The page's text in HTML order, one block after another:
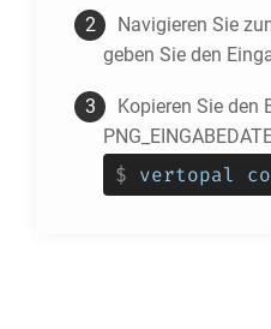
Navigieren Sie
geben Sie den
Kopieren Sie den
$ vertopal